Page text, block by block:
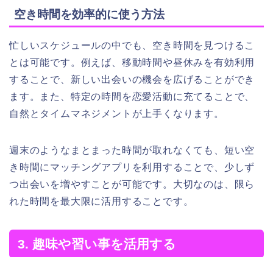
空き時間を効率的に使う方法
忙しいスケジュールの中でも、空き時間を見つけるこ
とは可能です。例えば、移動時間や昼休みを有効利用
することで、新しい出会いの機会を広げることができ
ます。また、特定の時間を恋愛活動に充てることで、
自然とタイムマネジメントが上手くなります。
週末のようなまとまった時間が取れなくても、短い空
き時間にマッチングアプリを利用することで、少しず
つ出会いを増やすことが可能です。大切なのは、限ら
れた時間を最大限に活用することです。
3. 趣味や習い事を活用する